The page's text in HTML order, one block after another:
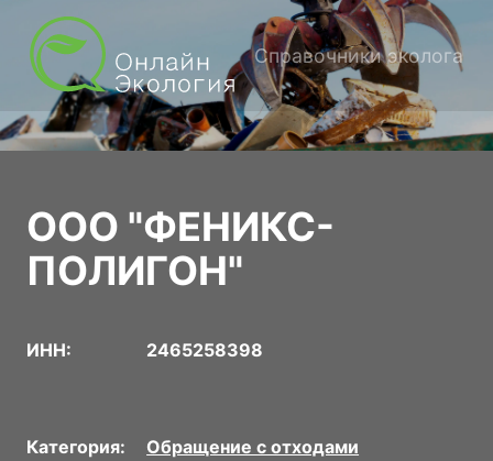
Справочники эколога
ООО "ФЕНИКС-
ПОЛИГОН"
ИНН: 2465258398
Категория:
Обращение с отходами